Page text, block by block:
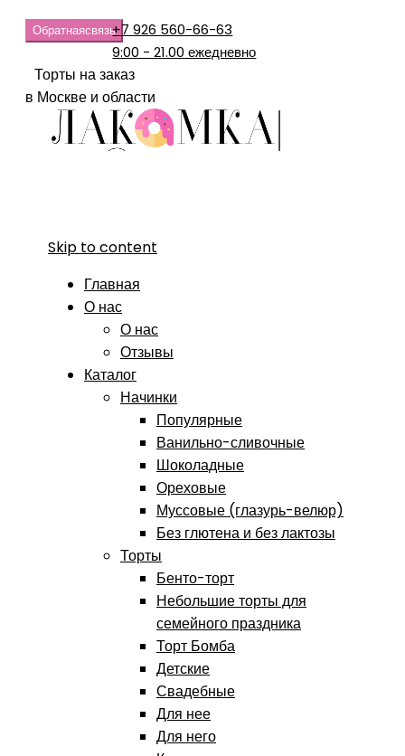
Обратнаясвязь+7 926 560-66-63
9:00 - 21.00 ежедневно
Торты на заказ
в Москве и области
Skip to content
Главная
О нас
О нас
Отзывы
Каталог
Начинки
Популярные
Ванильно-сливочные
Шоколадные
Ореховые
Муссовые (глазурь-велюр)
Без глютена и без лактозы
Торты
Бенто-торт
Небольшие торты для
семейного праздника
Торт Бомба
Детские
Свадебные
Для нее
Для него